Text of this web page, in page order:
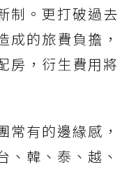
制。更打破過去
成的旅費負擔，
房，衍生費用將
常有的邊緣感，
、韓、泰、越、